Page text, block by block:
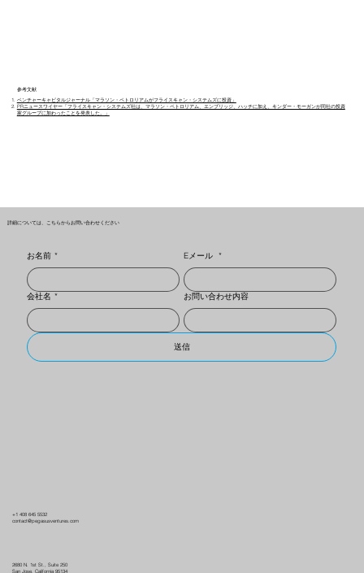
参考文献
ベンチャーキャピタルジャーナル「マラソン・ペトロリアムがフライスキャン・システムズに投資」
PRニュースワイヤー「フライスキャン・システムズ社は、マラソン・ペトロリアム、エンブリッジ、ハッチに加え、キンダー・モーガンが同社の投資
家グループに加わったことを発表した。」
詳細については、こちらからお問い合わせください
お名前 * Eメール *
会社名 * お問い合わせ内容
送信
+1 408 645 5532
contact@pegasusventures.com
2680 N. 1st St., Suite 250
San Jose, California 95134